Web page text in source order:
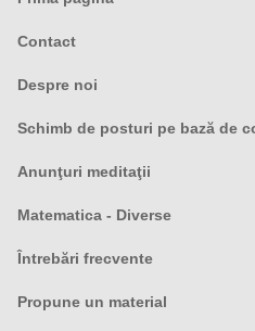
Contact
Despre noi
Schimb de posturi pe bază de
Anunţuri meditaţii
Matematica - Diverse
Întrebări frecvente
Propune un material